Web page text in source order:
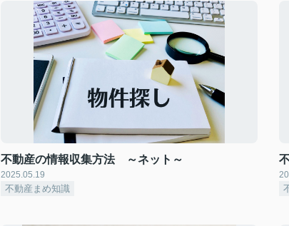
不動産の情報収集方法 ～ネット～
2025.05.19
不動産まめ知識